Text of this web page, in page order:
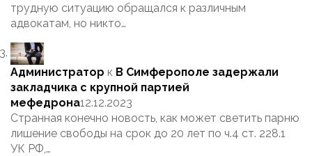
трудную ситуацию обращался к различным
адвокатам, но никто…
Администратор к В Симферополе задержали
закладчика с крупной партией
мефедрона12.12.2023
Странная конечно новость, как может светить парню
лишение свободы на срок до 20 лет по ч.4 ст. 228.1
УК РФ,…